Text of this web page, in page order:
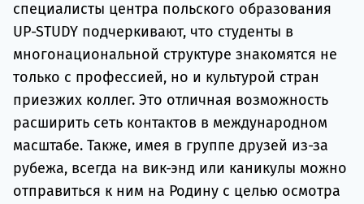
специалисты центра польского образования
UP-STUDY подчеркивают, что студенты в
многонациональной структуре знакомятся не
только с профессией, но и культурой стран
приезжих коллег. Это отличная возможность
расширить сеть контактов в международном
масштабе. Также, имея в группе друзей из-за
рубежа, всегда на вик-энд или каникулы можно
отправиться к ним на Родину с целью осмотра